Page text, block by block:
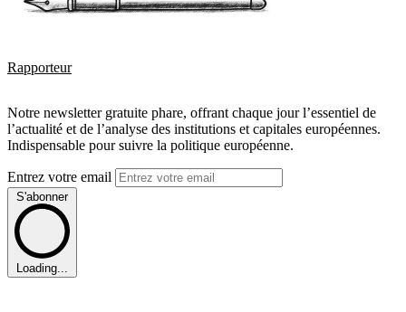
Rapporteur
Notre newsletter gratuite phare, offrant chaque jour l’essentiel de
l’actualité et de l’analyse des institutions et capitales européennes.
Indispensable pour suivre la politique européenne.
Entrez votre email
S'abonner
Loading...